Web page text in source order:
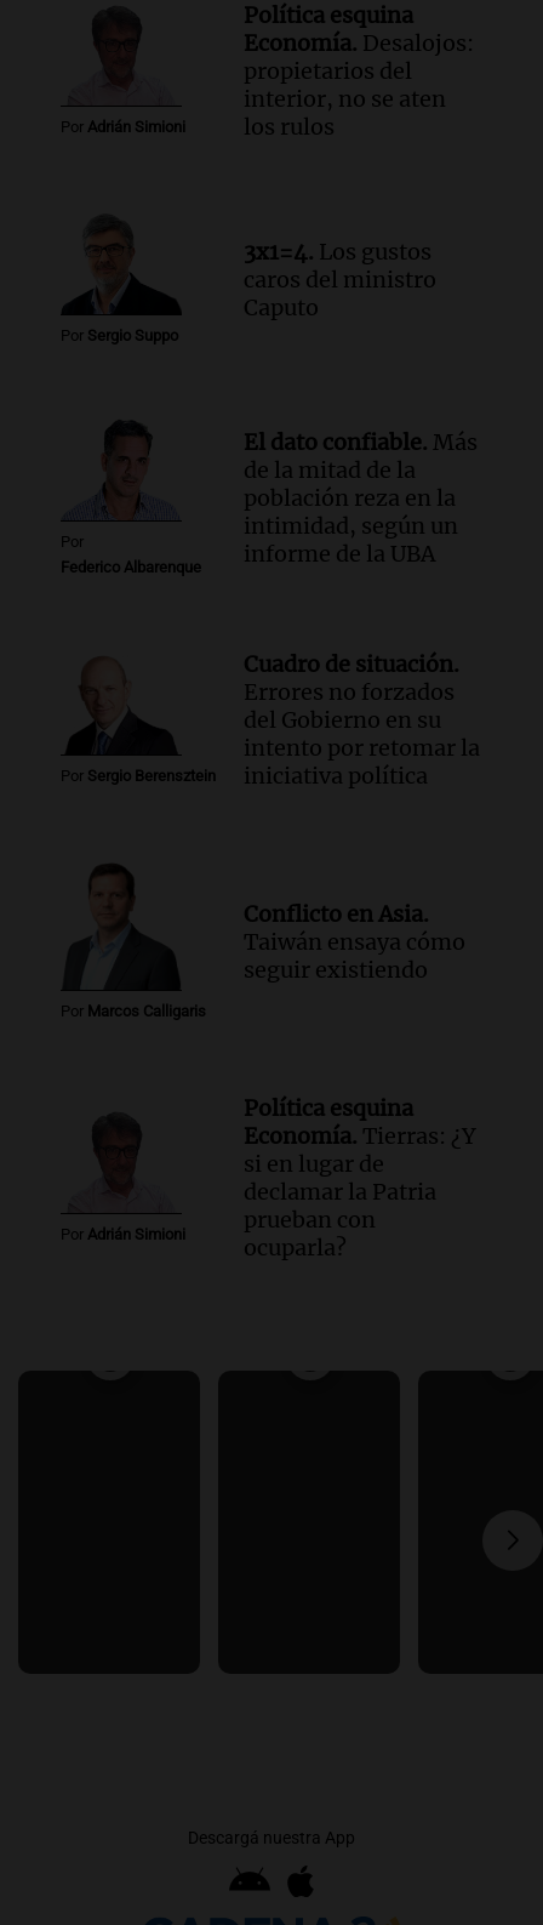
Audio.
Chile planteó mejorar la
conectividad fronteriza, aérea y digital
Panorama Federal
proteínas
Una mañana para todos
Episodios
Audio.Investigan un asalto millonario a
la cooperativa Talamochita en Villa
Episodios
Por Adrián Simioni
Política esquina
Economía. Desalojos:
propietarios del
interior, no se aten
los rulos
Por Sergio Suppo
3x1=4. Los gustos
caros del ministro
Caputo
Por
Federico Albarenque
El dato confiable. Más
de la mitad de la
población reza en la
intimidad, según un
informe de la UBA
Por Sergio Berensztein
Cuadro de situación.
Errores no forzados
del Gobierno en su
intento por retomar la
iniciativa política
Por Marcos Calligaris
Conflicto en Asia.
Taiwán ensaya cómo
seguir existiendo
Por Adrián Simioni
Política esquina
Economía. Tierras: ¿Y
si en lugar de
declamar la Patria
prueban con
ocuparla?
Descargá nuestra App